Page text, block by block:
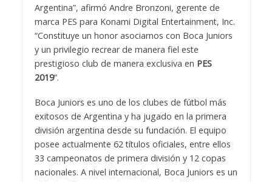
Argentina”, afirmó Andre Bronzoni, gerente de
marca PES para Konami Digital Entertainment, Inc.
“Constituye un honor asociarnos con Boca Juniors
y un privilegio recrear de manera fiel este
prestigioso club de manera exclusiva en PES
2019”.
Boca Juniors es uno de los clubes de fútbol más
exitosos de Argentina y ha jugado en la primera
división argentina desde su fundación. El equipo
posee actualmente 62 títulos oficiales, entre ellos
33 campeonatos de primera división y 12 copas
nacionales. A nivel internacional, Boca Juniors es un